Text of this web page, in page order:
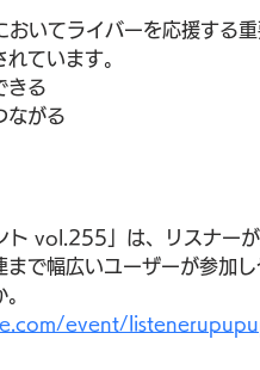
いてライバーを応援する
ています。
きる
ながる
vol.255」は、リスナー
で幅広いユーザーが参加
event/